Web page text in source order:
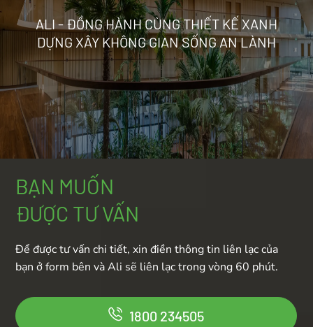
ALI - ĐỒNG HÀNH CÙNG THIẾT KẾ XANH
DỰNG XÂY KHÔNG GIAN SỐNG AN LÀNH
BẠN MUỐN
ĐƯỢC TƯ VẤN
Để được tư vấn chi tiết, xin điền thông tin liên lạc của
bạn ở form bên và Ali sẽ liên lạc trong vòng 60 phút.
1800 234505